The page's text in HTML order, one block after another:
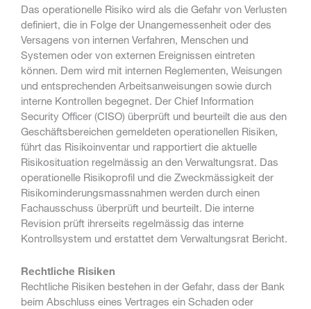
Das operationelle Risiko wird als die Gefahr von Verlusten
definiert, die in Folge der Unangemessenheit oder des
Versagens von internen Verfahren, Menschen und
Systemen oder von externen Ereignissen eintreten
können. Dem wird mit internen Reglementen, Weisungen
und entsprechenden Arbeitsanweisungen sowie durch
interne Kontrollen begegnet. Der Chief Information
Security Officer (CISO) überprüft und beurteilt die aus den
Geschäftsbereichen gemeldeten operationellen Risiken,
führt das Risikoinventar und rapportiert die aktuelle
Risikosituation regelmässig an den Verwaltungsrat. Das
operationelle Risikoprofil und die Zweckmässigkeit der
Risikominderungsmassnahmen werden durch einen
Fachausschuss überprüft und beurteilt. Die interne
Revision prüft ihrerseits regelmässig das interne
Kontrollsystem und erstattet dem Verwaltungsrat Bericht.
Rechtliche Risiken
Rechtliche Risiken bestehen in der Gefahr, dass der Bank
beim Abschluss eines Vertrages ein Schaden oder